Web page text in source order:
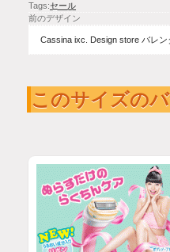
Tags:セール
前のデザイン
Cassina ixc. Design store バレン
このサイズの